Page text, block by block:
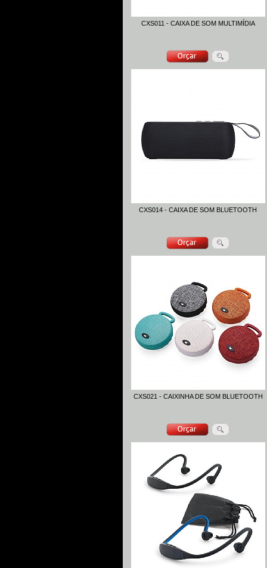
CXS011 - CAIXA DE SOM MULTIMÍDIA
CXS014 - CAIXA DE SOM BLUETOOTH
CXS021 - CAIXINHA DE SOM BLUETOOTH